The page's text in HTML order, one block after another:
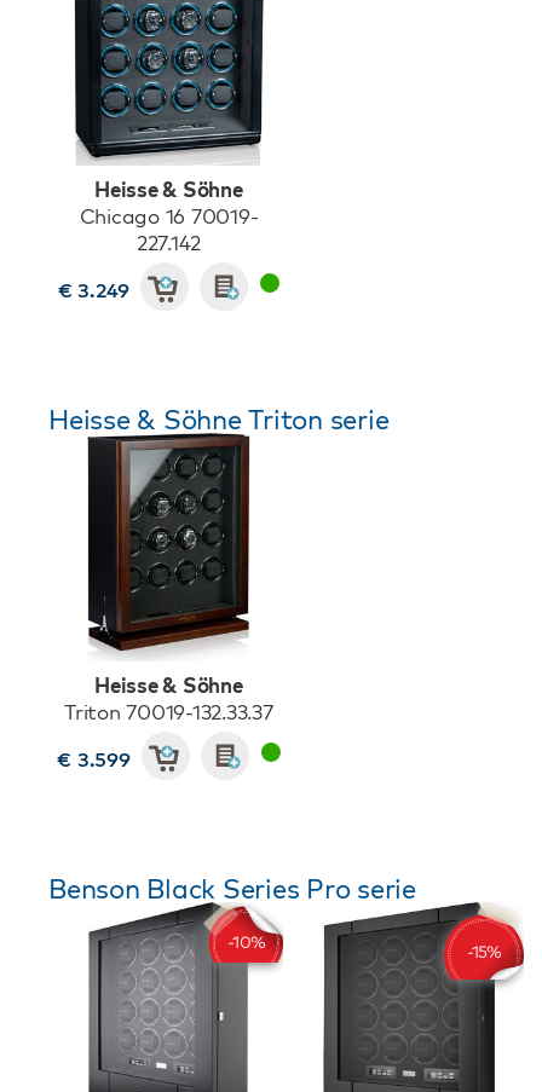
Heisse & Söhne
Chicago 16 70019-
227.142
€ 3.249
Heisse & Söhne Triton serie
Heisse & Söhne
Triton 70019-132.33.37
€ 3.599
Benson Black Series Pro serie